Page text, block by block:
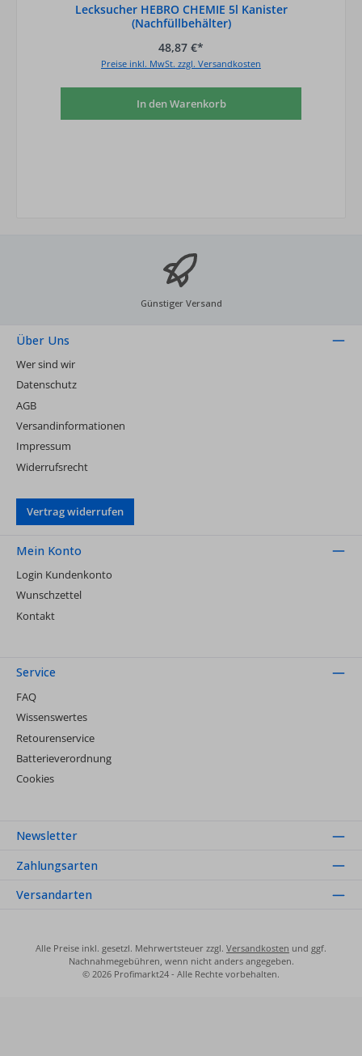
Lecksucher HEBRO CHEMIE 5l Kanister
(Nachfüllbehälter)
48,87 €*
Preise inkl. MwSt. zzgl. Versandkosten
In den Warenkorb
Günstiger Versand
Über Uns
Wer sind wir
Datenschutz
AGB
Versandinformationen
Impressum
Widerrufsrecht
Vertrag widerrufen
Mein Konto
Login Kundenkonto
Wunschzettel
Kontakt
Service
FAQ
Wissenswertes
Retourenservice
Batterieverordnung
Cookies
Newsletter
Zahlungsarten
Versandarten
Alle Preise inkl. gesetzl. Mehrwertsteuer zzgl. Versandkosten und ggf.
Nachnahmegebühren, wenn nicht anders angegeben.
© 2026 Profimarkt24 - Alle Rechte vorbehalten.